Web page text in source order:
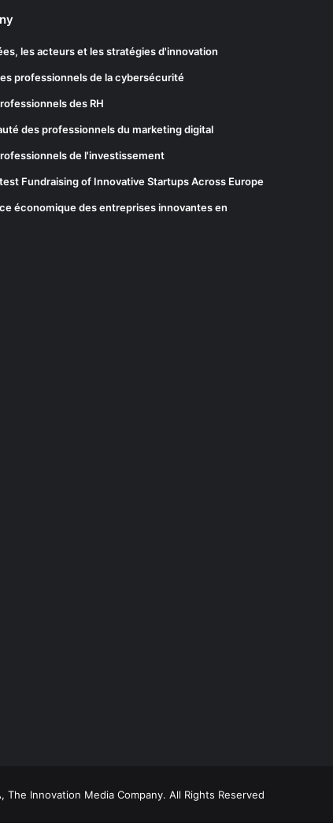
les acteurs et les stratégies d'innovation
professionnels de la cybersécurité
des RH
des professionnels du marketing digital
de l'investissement
Fundraising of Innovative Startups Across Europe
économique des entreprises innovantes en
The Innovation Media Company. All Rights Reserved